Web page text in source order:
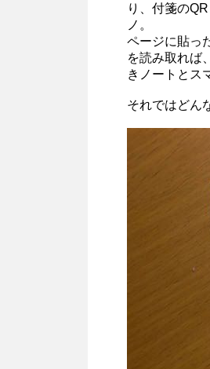
り、付箋の
ノ。
ページに貼っ
を読み取れば
きノートとス
それではどん